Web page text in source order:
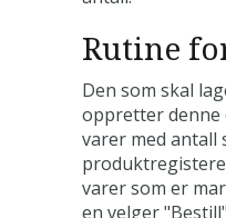
Rutine
Den som skal
oppretter denne
varer med antall
varer som er
en velger